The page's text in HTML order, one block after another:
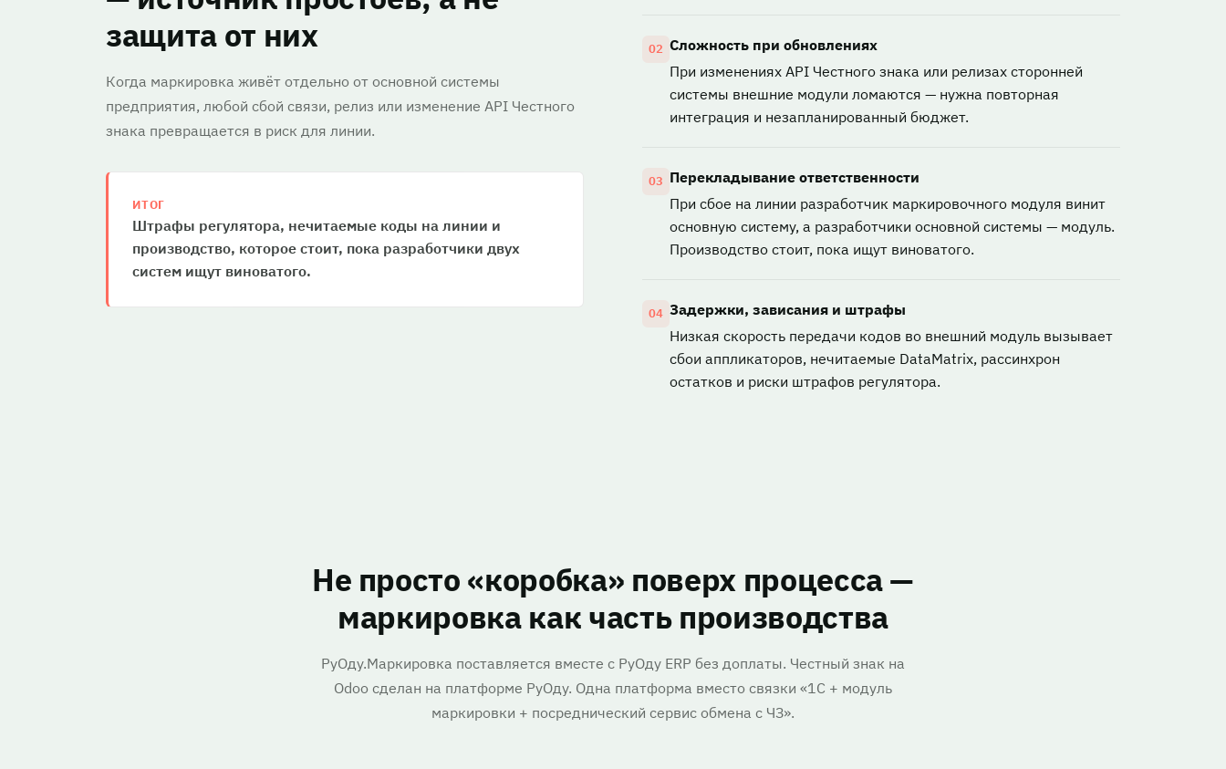
защита от них
Когда маркировка живёт отдельно от основной системы
предприятия, любой сбой связи, релиз или изменение API Честного
знака превращается в риск для линии.
ИТОГ
Штрафы регулятора, нечитаемые коды на линии и
производство, которое стоит, пока разработчики двух
систем ищут виноватого.
02 Сложность при обновлениях
При изменениях API Честного знака или релизах сторонней
системы внешние модули ломаются — нужна повторная
интеграция и незапланированный бюджет.
03 Перекладывание ответственности
При сбое на линии разработчик маркировочного модуля винит
основную систему, а разработчики основной системы — модуль.
Производство стоит, пока ищут виноватого.
04 Задержки, зависания и штрафы
Низкая скорость передачи кодов во внешний модуль вызывает
сбои аппликаторов, нечитаемые DataMatrix, рассинхрон
остатков и риски штрафов регулятора.
Не просто «коробка» поверх процесса —
маркировка как часть производства
РуОду.Маркировка поставляется вместе с РуОду ERP без доплаты. Честный знак на
Odoo сделан на платформе РуОду. Одна платформа вместо связки «1С + модуль
маркировки + посреднический сервис обмена с ЧЗ».